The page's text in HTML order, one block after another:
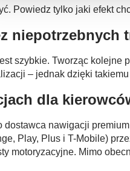
Powiedz tylko jaki efekt
niepotrzebnych
szybkie. Tworząc kolejne
– jednak dzięki
dla
nawigacji
Play, Plus i T-Mobile)
motoryzacyjne. Mimo